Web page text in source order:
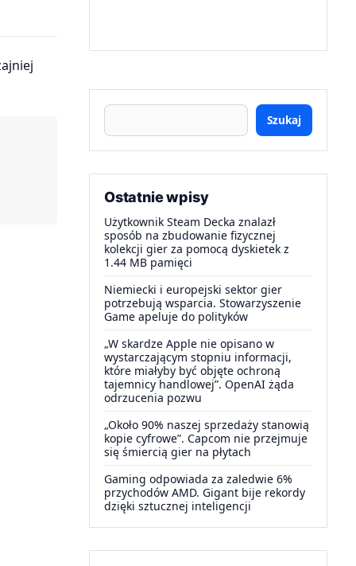
Szukaj
Ostatnie wpisy
Użytkownik Steam Decka znalazł
sposób na zbudowanie fizycznej
kolekcji gier za pomocą dyskietek z
1.44 MB pamięci
Niemiecki i europejski sektor gier
potrzebują wsparcia. Stowarzyszenie
Game apeluje do polityków
„W skardze Apple nie opisano w
wystarczającym stopniu informacji,
które miałyby być objęte ochroną
tajemnicy handlowej”. OpenAI żąda
odrzucenia pozwu
„Około 90% naszej sprzedaży stanowią
kopie cyfrowe”. Capcom nie przejmuje
się śmiercią gier na płytach
Gaming odpowiada za zaledwie 6%
przychodów AMD. Gigant bije rekordy
dzięki sztucznej inteligencji